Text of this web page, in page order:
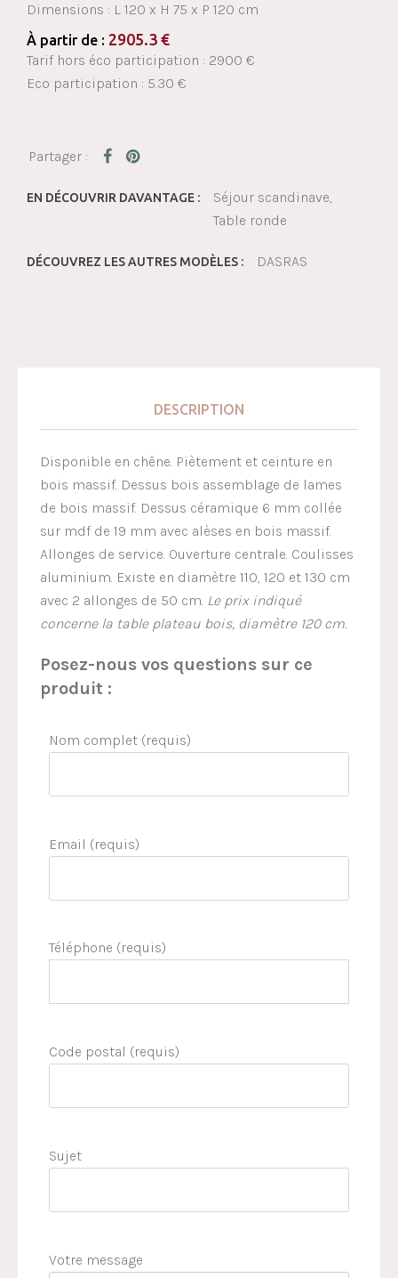
Dimensions : L 120 x H 75 x P 120 cm
À partir de : 2905.3 €
Tarif hors éco participation : 2900 €
Eco participation : 5.30 €
EN DÉCOUVRIR DAVANTAGE :
Séjour scandinave
Table ronde
DÉCOUVREZ LES AUTRES MODÈLES : DASRAS
DESCRIPTION
Disponible en chêne. Piètement et ceinture en
bois massif. Dessus bois assemblage de lames
de bois massif. Dessus céramique 6 mm collée
sur mdf de 19 mm avec alèses en bois massif.
Allonges de service. Ouverture centrale. Coulisses
aluminium. Existe en diamètre 110, 120 et 130 cm
avec 2 allonges de 50 cm. Le prix indiqué
concerne la table plateau bois, diamètre 120 cm.
Posez-nous vos questions sur ce
produit :
Nom complet (requis)
Email (requis)
Téléphone (requis)
Code postal (requis)
Sujet
Votre message